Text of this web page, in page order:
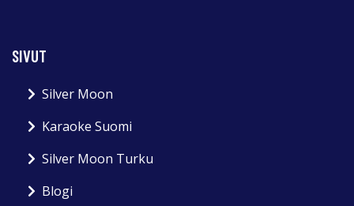
SIVUT
Silver Moon
Karaoke Suomi
Silver Moon Turku
Blogi